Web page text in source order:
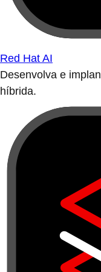
Red Hat AI
Desenvolva e
híbrida.